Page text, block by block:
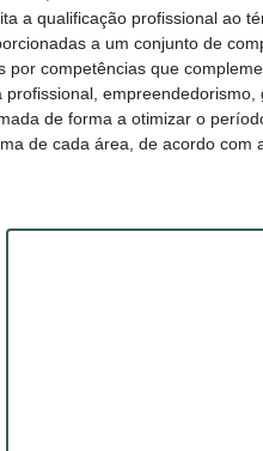
a qualificação profissional ao
a um conjunto de
por competências que
empreendedorismo,
de forma a otimizar o
de cada área, de acordo com